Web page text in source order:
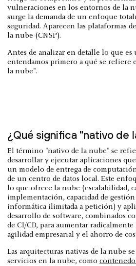
vulneraciones en los entornos de la
surge la demanda de un enfoque
seguridad. Aparecen las plataformas
la nube (CNSP).
Antes de analizar en detalle lo que es
entendamos primero a qué se refiere
la nube".
¿Qué significa "nativo de
El término "nativo de la nube" se
desarrollar y ejecutar aplicaciones
un modelo de entrega de
de un centro de datos local. Este
lo que ofrece la nube (escalabilidad,
implementación, capacidad de
informática ilimitada a petición) y
desarrollo de software, combinados
de CI/CD, para aumentar
agilidad empresarial y el ahorro de
Las arquitecturas nativas de la nube
servicios en la nube, como